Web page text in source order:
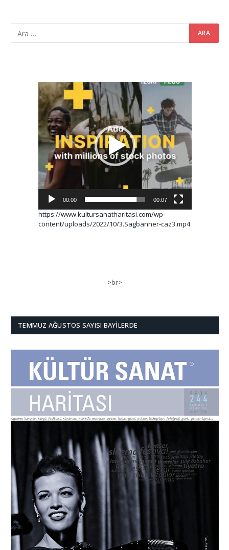
Video
oynatıcı
00:00 00:07
https://www.kultursanatharitasi.com/wp-
content/uploads/2022/10/3.Sagbanner-caz3.mp4
>br>
TEMMUZ AĞUSTOS SAYISI BAYILERDE